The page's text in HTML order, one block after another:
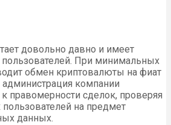
довольно давно и имеет
При минимальных
обмен криптовалюты на фиат
компании
к правомерности сделок, проверяя
на предмет
данных.